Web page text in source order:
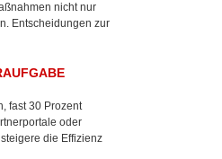
nicht nur
Entscheidungen zur
fast 30 Prozent
oder
die Effizienz